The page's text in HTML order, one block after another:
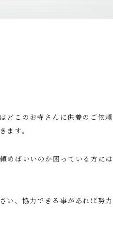
どこのお寺さんに供養のご依
ます。
めばいいのか困っている方に
い、協力できる事があれば努